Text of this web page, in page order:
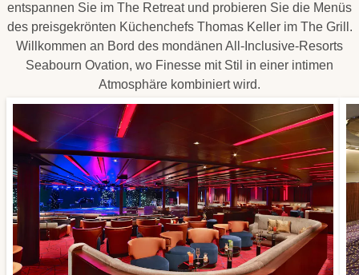
entspannen Sie im The Retreat und probieren Sie die Menüs
des preisgekrönten Küchenchefs Thomas Keller im The Grill.
Willkommen an Bord des mondänen All-Inclusive-Resorts
Seabourn Ovation, wo Finesse mit Stil in einer intimen
Atmosphäre kombiniert wird.